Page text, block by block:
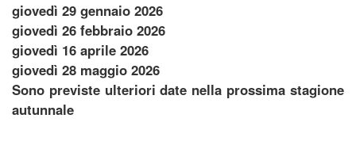
giovedì 29 gennaio 2026
giovedì 26 febbraio 2026
giovedì 16 aprile 2026
giovedì 28 maggio 2026
Sono previste ulteriori date nella prossima stagione
autunnale